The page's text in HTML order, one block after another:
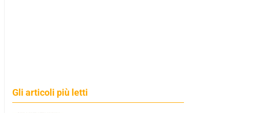
Gli articoli più letti